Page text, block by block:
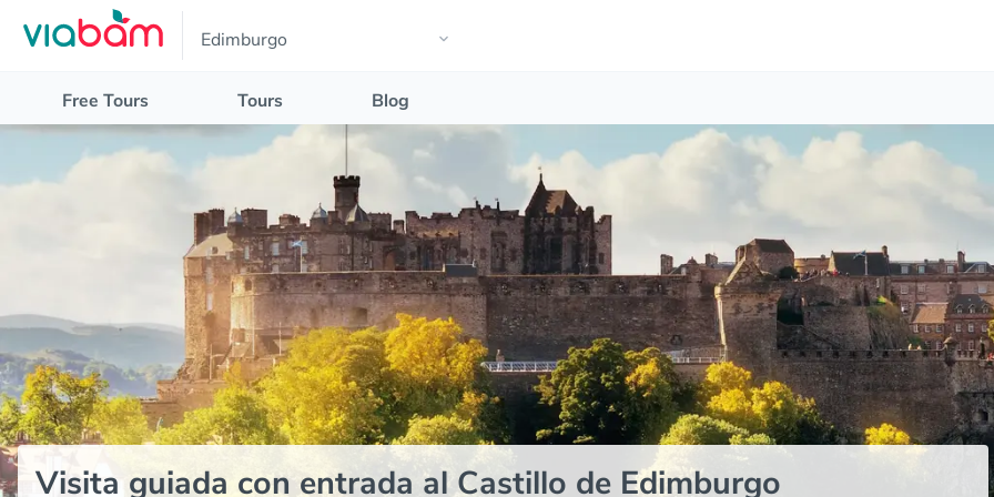
Free Tours Tours Blog
Visita guiada con entrada al Castillo de Edimburgo